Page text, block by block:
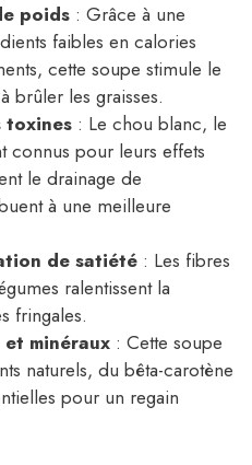
poids : Grâce à une
faibles en calories
cette soupe stimule le
brûler les graisses.
toxines : Le chou blanc, le
connus pour leurs effets
le drainage de
à une meilleure
de satiété : Les fibres
ralentissent la
fringales.
et minéraux : Cette soupe
naturels, du bêta-carotène
pour un regain